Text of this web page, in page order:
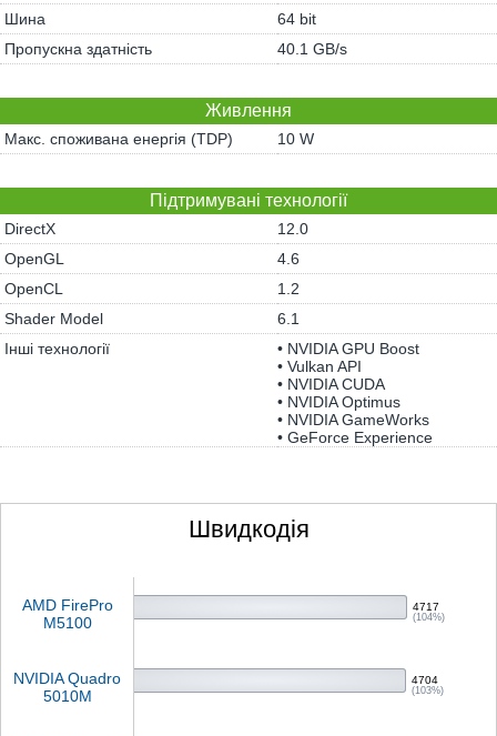
Шина
64 bit
Пропускна здатність
40.1 GB/s
Живлення
Макс. споживана енергія (TDP) 10 W
Підтримувані технології
DirectX
12.0
OpenGL
4.6
OpenCL
1.2
Shader Model
6.1
Інші технології
• NVIDIA GPU Boost
• Vulkan API
• NVIDIA CUDA
• NVIDIA Optimus
• NVIDIA GameWorks
• GeForce Experience
Швидкодія
AMD FirePro
M5100
4717
(104%)
NVIDIA Quadro
5010M
4704
(103%)